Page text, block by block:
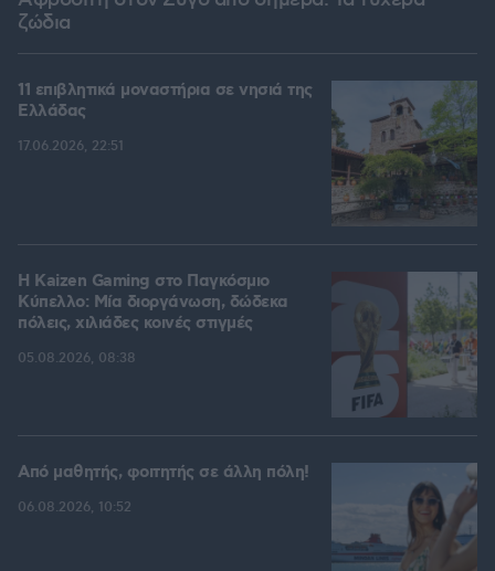
ζώδια
11 επιβλητικά μοναστήρια σε νησιά της
Ελλάδας
17.06.2026, 22:51
H Kaizen Gaming στο Παγκόσμιο
Kύπελλο: Μία διοργάνωση, δώδεκα
πόλεις, χιλιάδες κοινές στιγμές
05.08.2026, 08:38
Από μαθητής, φοιτητής σε άλλη πόλη!
06.08.2026, 10:52